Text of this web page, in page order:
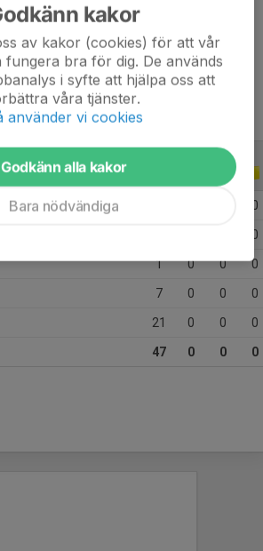
-
14 år
ÅR
0
0
1 0 0 0
7 0 0 0
21 0 0 0
47 0 0 0
kakor
av kakor (cookies) för att vår
fungera bra för dig. De används
i syfte att hjälpa oss att
våra tjänster.
använder vi cookies
Godkänn alla kakor
Bara nödvändiga